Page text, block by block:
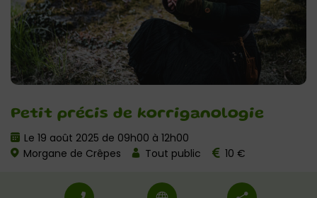
Petit précis de korriganologie
Le 19 août 2025 de 09h00 à 12h00
Morgane de Crêpes
Tout public 10 €